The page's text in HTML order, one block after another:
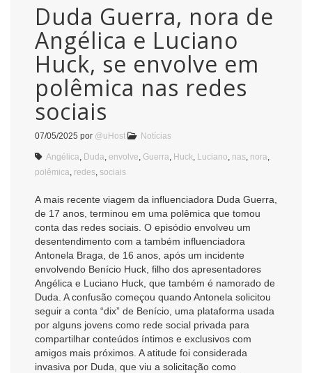
Duda Guerra, nora de
Angélica e Luciano
Huck, se envolve em
polêmica nas redes
sociais
07/05/2025 por @uHost Notícias
Angélica Duda envolve Guerra Huck Luciano nas nora
polêmica redes sociais
A mais recente viagem da influenciadora Duda Guerra,
de 17 anos, terminou em uma polêmica que tomou
conta das redes sociais. O episódio envolveu um
desentendimento com a também influenciadora
Antonela Braga, de 16 anos, após um incidente
envolvendo Benício Huck, filho dos apresentadores
Angélica e Luciano Huck, que também é namorado de
Duda. A confusão começou quando Antonela solicitou
seguir a conta “dix” de Benício, uma plataforma usada
por alguns jovens como rede social privada para
compartilhar conteúdos íntimos e exclusivos com
amigos mais próximos. A atitude foi considerada
invasiva por Duda, que viu a solicitação como